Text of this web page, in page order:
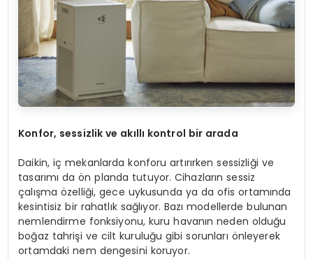
Konfor, sessizlik ve akıllı kontrol bir arada
Daikin, iç mekanlarda konforu artırırken sessizliği ve
tasarımı da ön planda tutuyor. Cihazların sessiz
çalışma özelliği, gece uykusunda ya da ofis ortamında
kesintisiz bir rahatlık sağlıyor. Bazı modellerde bulunan
nemlendirme fonksiyonu, kuru havanın neden olduğu
boğaz tahrişi ve cilt kuruluğu gibi sorunları önleyerek
ortamdaki nem dengesini koruyor.